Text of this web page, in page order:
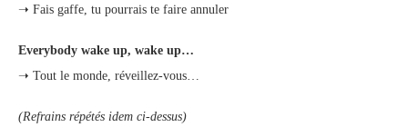
➝ Fais gaffe, tu pourrais te faire annuler
Everybody wake up, wake up…
➝ Tout le monde, réveillez-vous…
(Refrains répétés idem ci-dessus)